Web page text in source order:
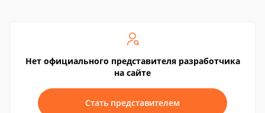
Нет официального представителя разработчика
на сайте
Стать представителем